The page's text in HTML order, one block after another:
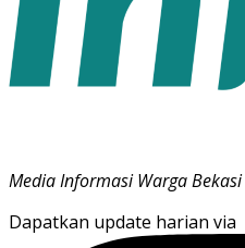
Media Informasi Warga Bekasi
Dapatkan update harian via